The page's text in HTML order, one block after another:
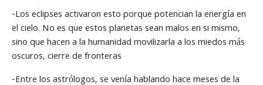
-Los eclipses activaron esto porque potencian la energía en
el cielo. No es que estos planetas sean malos en si mismo,
sino que hacen a la humanidad movilizarla a los miedos más
oscuros, cierre de fronteras
-Entre los astrólogos, se venía hablando hace meses de la